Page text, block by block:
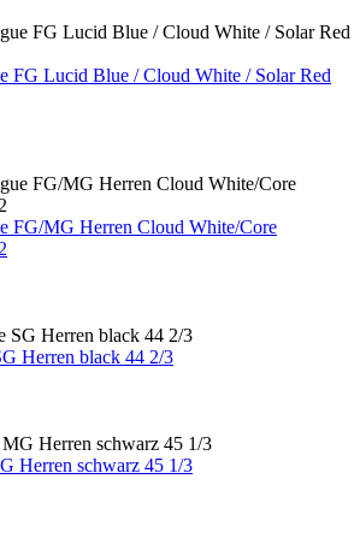
FG Lucid Blue / Cloud White / Solar Red
FG/MG Herren Cloud White/Core
Herren black 44 2/3
Herren schwarz 45 1/3